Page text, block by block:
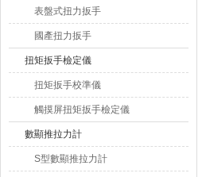
表盤式扭力扳手
國產扭力扳手
扭矩扳手檢定儀
扭矩扳手校準儀
觸摸屏扭矩扳手檢定儀
數顯推拉力計
S型數顯推拉力計